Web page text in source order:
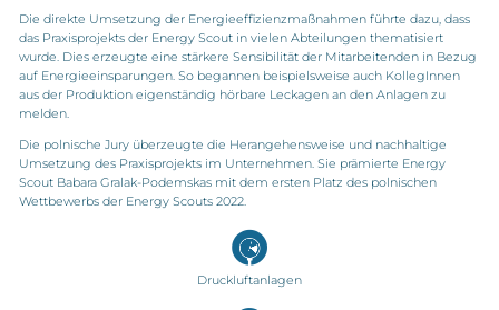
Die direkte Umsetzung der Energieeffizienzmaßnahmen führte dazu, dass
das Praxisprojekts der Energy Scout in vielen Abteilungen thematisiert
wurde. Dies erzeugte eine stärkere Sensibilität der Mitarbeitenden in Bezug
auf Energieeinsparungen. So begannen beispielsweise auch KollegInnen
aus der Produktion eigenständig hörbare Leckagen an den Anlagen zu
melden.
Die polnische Jury überzeugte die Herangehensweise und nachhaltige
Umsetzung des Praxisprojekts im Unternehmen. Sie prämierte Energy
Scout Babara Gralak-Podemskas mit dem ersten Platz des polnischen
Wettbewerbs der Energy Scouts 2022.
Druckluftanlagen